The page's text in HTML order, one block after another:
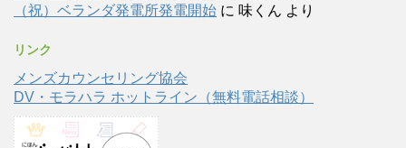
（祝）ベランダ発電所発電開始 に 味くん より
リンク
メンズカウンセリング協会
DV・モラハラ ホットライン（無料電話相談）